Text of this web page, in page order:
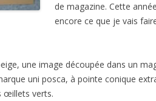
de magazine. Cette
encore ce que je vais
une image découpée dans un
uni posca, à pointe conique
œillets verts.